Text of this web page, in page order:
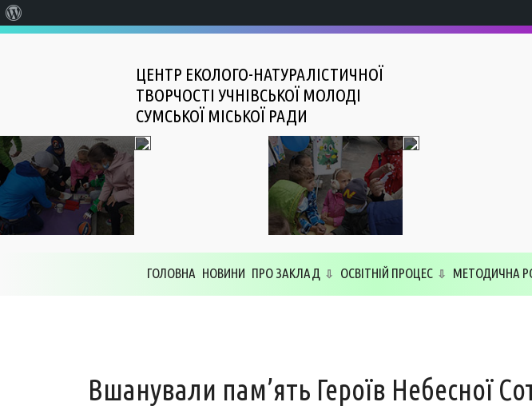
ЦЕНТР ЕКОЛОГО-НАТУРАЛІСТИЧНОЇ
ТВОРЧОСТІ УЧНІВСЬКОЇ МОЛОДІ
СУМСЬКОЇ МІСЬКОЇ РАДИ
ГОЛОВНА НОВИНИ ПРО ЗАКЛАД ОСВІТНІЙ ПРОЦЕС МЕТОДИЧНА
Вшанували пам’ять Героїв Небесної
WordPress